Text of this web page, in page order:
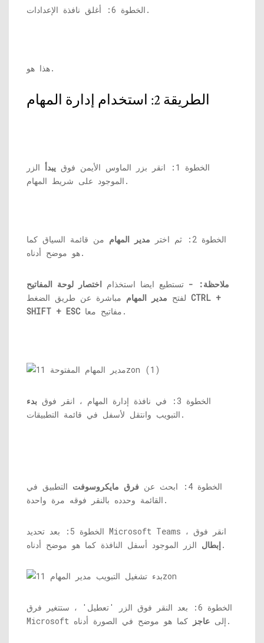
الخطوة 6: أغلق نافذة الإعدادات.
هذا هو.
الطريقة 2: استخدام إدارة المهام
الخطوة 1: انقر بزر الماوس الأيمن فوق يبدأ الزر
الموجود على شريط المهام.
الخطوة 2: ثم اختر مدير المهام من قائمة السياق كما
هو موضح أدناه.
ملاحظة: - تستطيع ايضا استخذام اختصار لوحة المفاتيح
لفتح مدير المهام
CTRL +
SHIFT + ESC
مفاتيح معا.
الخطوة 3: في نافذة إدارة المهام ، انقر فوق
بدء
التبويب وانتقل لأسفل في قائمة التطبيقات.
الخطوة 4: ابحث عن فرق مايكروسوفت التطبيق في
القائمة وحدده بالنقر فوقه مرة واحدة.
الخطوة 5: بعد تحديد Microsoft Teams ، انقر فوق
إبطال الزر الموجود أسفل النافذة كما هو موضح أدناه.
الخطوة 6: بعد النقر فوق الزر 'تعطيل' ، ستتغير فرق
Microsoft إلى عاجز كما هو موضح في الصورة أدناه.